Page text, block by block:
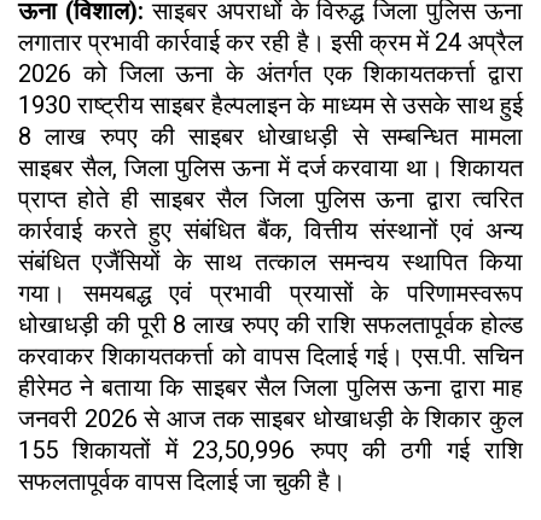
ऊना (विशाल):साइबर अपराधों के विरुद्ध जिला पुलिस ऊना
लगातार प्रभावी कार्रवाई कर रही है। इसी क्रम में 24 अप्रैल
2026 को जिला ऊना के अंतर्गत एक शिकायतकर्त्ता द्वारा
1930 राष्ट्रीय साइबर हैल्पलाइन के माध्यम से उसके साथ हुई
8 लाख रुपए की साइबर धोखाधड़ी से सम्बन्धित मामला
साइबर सैल, जिला पुलिस ऊना में दर्ज करवाया था। शिकायत
प्राप्त होते ही साइबर सैल जिला पुलिस ऊना द्वारा त्वरित
कार्रवाई करते हुए संबंधित बैंक, वित्तीय संस्थानों एवं अन्य
संबंधित एजैंसियों के साथ तत्काल समन्वय स्थापित किया
गया। समयबद्ध एवं प्रभावी प्रयासों के परिणामस्वरूप
धोखाधड़ी की पूरी 8 लाख रुपए की राशि सफलतापूर्वक होल्ड
करवाकर शिकायतकर्त्ता को वापस दिलाई गई। एस.पी. सचिन
हीरेमठ ने बताया कि साइबर सैल जिला पुलिस ऊना द्वारा माह
जनवरी 2026 से आज तक साइबर धोखाधड़ी के शिकार कुल
155 शिकायतों में 23,50,996 रुपए की ठगी गई राशि
सफलतापूर्वक वापस दिलाई जा चुकी है।